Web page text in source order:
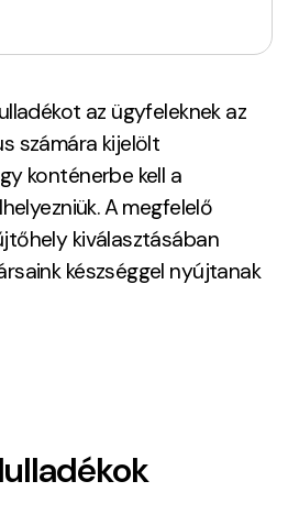
az ügyfeleknek az
számára kijelölt
konténerbe kell a
A megfelelő
kiválasztásában
készséggel nyújtanak